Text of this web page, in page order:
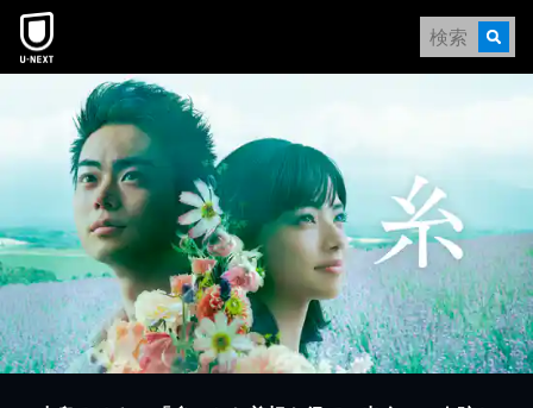
本文へスキップ